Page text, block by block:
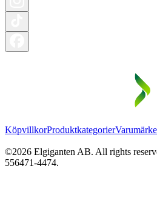
KöpvillkorProduktkategorier
©2026 Elgiganten AB. All rights
556471-4474.